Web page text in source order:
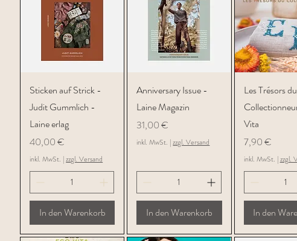
Schnellansicht
Sticken auf Strick -
Judit Gummlich -
Laine erlag
Preis
40,00 €
inkl. MwSt. |zzgl. Versand
In den Warenkorb
Schnellansicht
Anniversary Issue -
Laine Magazin
Preis
31,00 €
inkl. MwSt. |zzgl. Versand
In den Warenkorb
Les Trésors du
Vita
Preis
7,90 €
inkl. MwSt. |zzgl.
In den